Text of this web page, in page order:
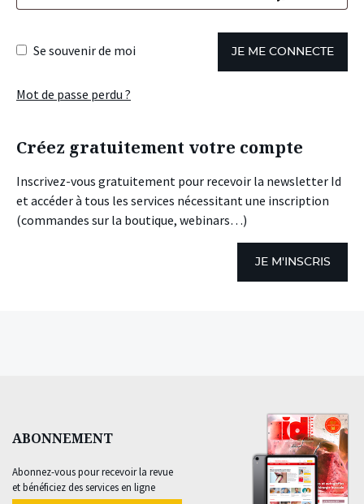
Se souvenir de moi JE ME CONNECTE
Mot de passe perdu ?
Créez gratuitement votre compte
Inscrivez-vous gratuitement pour recevoir la newsletter Id
et accéder à tous les services nécessitant une inscription
(commandes sur la boutique, webinars…)
JE M'INSCRIS
ABONNEMENT
Abonnez-vous pour recevoir la revue
et bénéficiez des services en ligne